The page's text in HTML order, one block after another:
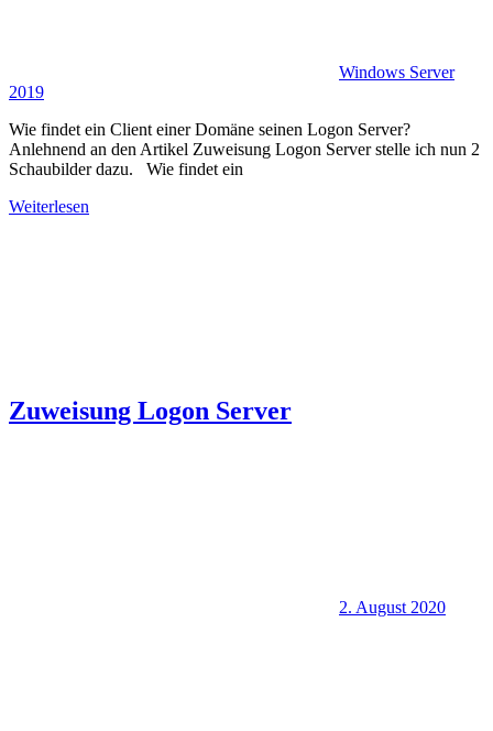
Windows Server
2019
Wie findet ein Client einer Domäne seinen Logon Server?
Anlehnend an den Artikel Zuweisung Logon Server stelle ich nun 2
Schaubilder dazu. Wie findet ein
Weiterlesen
Zuweisung Logon Server
2. August 2020